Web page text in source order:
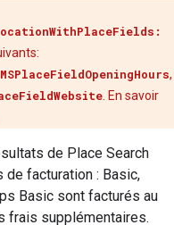
,
. En savoir
de Place Search
facturation : Basic,
Basic sont facturés au
frais supplémentaires.